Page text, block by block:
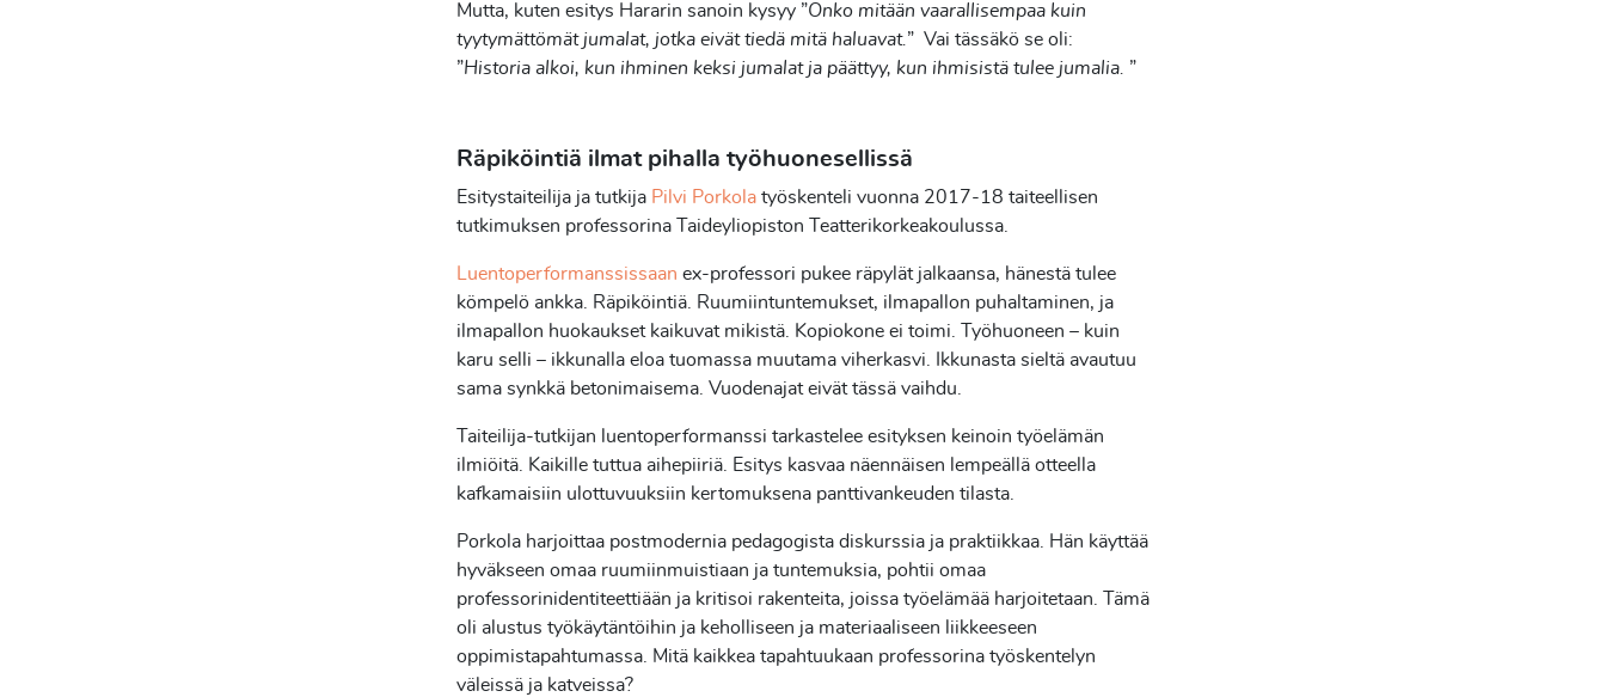
Mutta, kuten esitys Hararin sanoin kysyy ”Onko mitään vaarallisempaa kuin
tyytymättömät jumalat, jotka eivät tiedä mitä haluavat. ” Vai tässäkö se oli:
”Historia alkoi, kun ihminen keksi jumalat ja päättyy, kun ihmisistä tulee jumalia. ”
Räpiköintiä ilmat pihalla työhuonesellissä
Esitystaiteilija ja tutkija Pilvi Porkola työskenteli vuonna 2017-18 taiteellisen
tutkimuksen professorina Taideyliopiston Teatterikorkeakoulussa.
Luentoperformanssissaan ex-professori pukee räpylät jalkaansa, hänestä tulee
kömpelö ankka. Räpiköintiä. Ruumiintuntemukset, ilmapallon puhaltaminen, ja
ilmapallon huokaukset kaikuvat mikistä. Kopiokone ei toimi. Työhuoneen – kuin
karu selli – ikkunalla eloa tuomassa muutama viherkasvi. Ikkunasta sieltä avautuu
sama synkkä betonimaisema. Vuodenajat eivät tässä vaihdu.
Taiteilija-tutkijan luentoperformanssi tarkastelee esityksen keinoin työelämän
ilmiöitä. Kaikille tuttua aihepiiriä. Esitys kasvaa näennäisen lempeällä otteella
kafkamaisiin ulottuvuuksiin kertomuksena panttivankeuden tilasta.
Porkola harjoittaa postmodernia pedagogista diskurssia ja praktiikkaa. Hän käyttää
hyväkseen omaa ruumiinmuistiaan ja tuntemuksia, pohtii omaa
professorinidentiteettiään ja kritisoi rakenteita, joissa työelämää harjoitetaan. Tämä
oli alustus työkäytäntöihin ja keholliseen ja materiaaliseen liikkeeseen
oppimistapahtumassa. Mitä kaikkea tapahtuukaan professorina työskentelyn
väleissä ja katveissa?